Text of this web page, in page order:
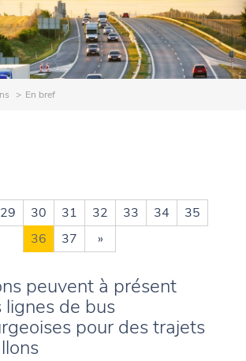
En bref
29 30 31 32 33 34
35
36
37 »
peuvent à présent
lignes de bus
pour des trajets